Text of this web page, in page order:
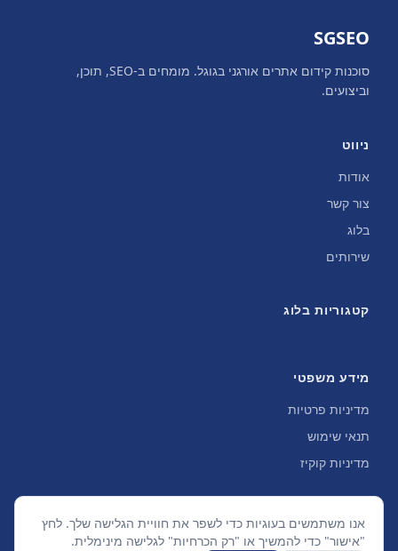
SGSEO
סוכנות קידום אתרים אורגני בגוגל. מומחים ב-SEO, תוכן,
וביצועים.
ניווט
אודות
צור קשר
בלוג
שירותים
קטגוריות בלוג
מידע משפטי
מדיניות פרטיות
תנאי שימוש
מדיניות קוקיז
©
2026
אנו משתמשים בעוגיות כדי לשפר את חוויית הגלישה שלך. לחץ
"אישור" כדי להמשיך או "רק הכרחיות" לגלישה מינימלית.